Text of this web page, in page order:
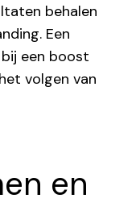
behalen
Een
een boost
volgen van
en